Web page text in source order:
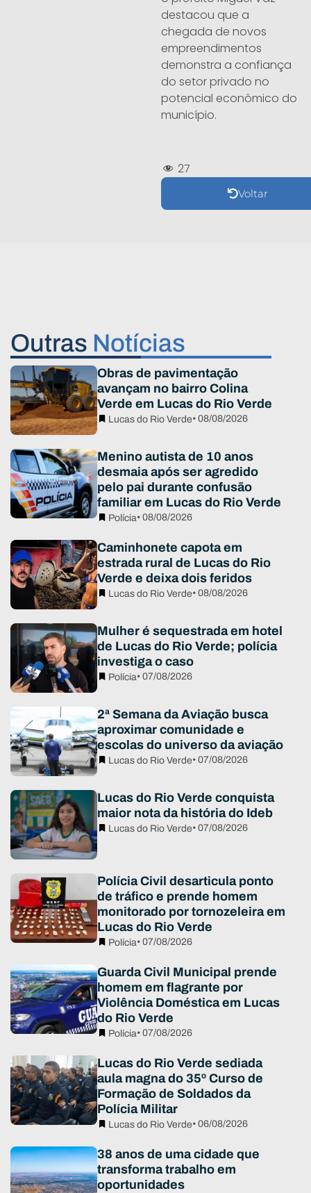
destacou que a
chegada de novos
empreendimentos
demonstra a confiança
do setor privado no
potencial econômico do
município.
27
Voltar
Outras Notícias
Obras de pavimentação
avançam no bairro Colina
Verde em Lucas do Rio Verde
Lucas do Rio Verde• 08/08/2026
Menino autista de 10 anos
desmaia após ser agredido
pelo pai durante confusão
familiar em Lucas do Rio Verde
Polícia• 08/08/2026
Caminhonete capota em
estrada rural de Lucas do Rio
Verde e deixa dois feridos
Lucas do Rio Verde• 08/08/2026
Mulher é sequestrada em hotel
de Lucas do Rio Verde; polícia
investiga o caso
Polícia• 07/08/2026
2ª Semana da Aviação busca
aproximar comunidade e
escolas do universo da aviação
Lucas do Rio Verde• 07/08/2026
Lucas do Rio Verde conquista
maior nota da história do Ideb
Lucas do Rio Verde• 07/08/2026
Polícia Civil desarticula ponto
de tráfico e prende homem
monitorado por tornozeleira em
Lucas do Rio Verde
Polícia• 07/08/2026
Guarda Civil Municipal prende
homem em flagrante por
Violência Doméstica em Lucas
do Rio Verde
Polícia• 07/08/2026
Lucas do Rio Verde sediada
aula magna do 35º Curso de
Formação de Soldados da
Polícia Militar
Lucas do Rio Verde• 06/08/2026
38 anos de uma cidade que
transforma trabalho em
oportunidades